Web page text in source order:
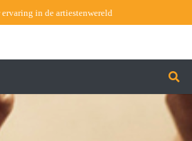
ervaring in de artiestenwereld